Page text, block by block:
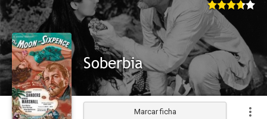
Soberbia
Marcar ficha